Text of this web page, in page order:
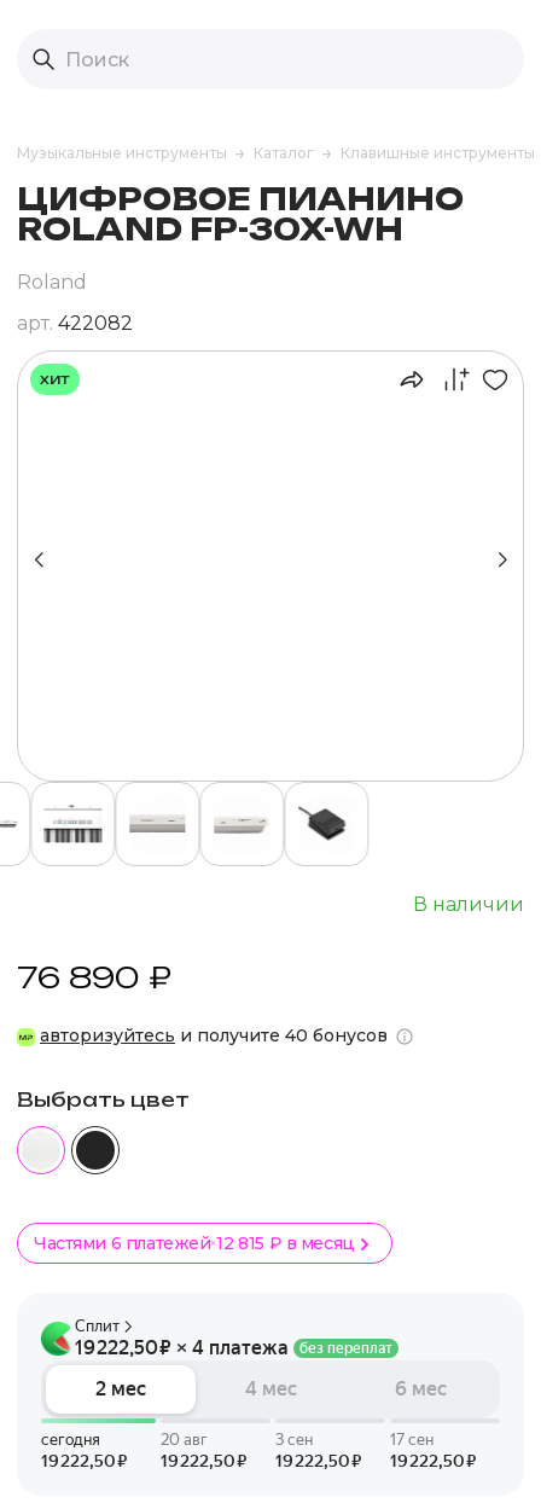
Музыкальные инструменты Каталог Клавишные инструменты
ЦИФРОВОЕ ПИАНИНО
ROLAND FP-30X-WH
Roland
арт. 422082
хит
В наличии
76 890 ₽
авторизуйтесь и получите 40 бонусов
Выбрать цвет
Частями 6 платежей 12 815 ₽ в месяц